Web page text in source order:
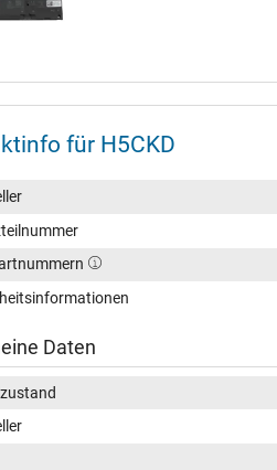
für H5CKD
Daten